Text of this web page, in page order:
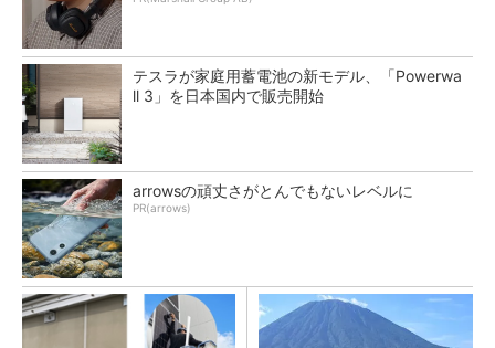
テスラが家庭用蓄電池の新モデル、「Powerwa
ll 3」を日本国内で販売開始
arrowsの頑丈さがとんでもないレベルに
PR(arrows)